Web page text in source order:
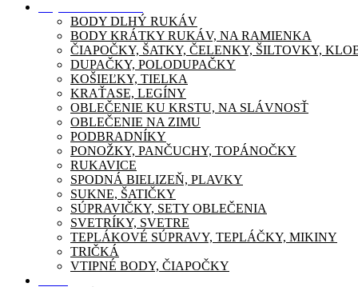
BODY DLHÝ RUKÁV
BODY KRÁTKY RUKÁV, NA RAMIENKA
ČIAPOČKY, ŠATKY, ČELENKY, ŠILTOVKY,
DUPAČKY, POLODUPAČKY
KOŠIEĽKY, TIELKA
KRAŤASE, LEGÍNY
OBLEČENIE KU KRSTU, NA SLÁVNOSŤ
OBLEČENIE NA ZIMU
PODBRADNÍKY
PONOŽKY, PANČUCHY, TOPÁNOČKY
RUKAVICE
SPODNÁ BIELIZEŇ, PLAVKY
SUKNE, ŠATIČKY
SÚPRAVIČKY, SETY OBLEČENIA
SVETRÍKY, SVETRE
TEPLÁKOVÉ SÚPRAVY, TEPLÁČKY, MIKINY
TRIČKÁ
VTIPNÉ BODY, ČIAPOČKY